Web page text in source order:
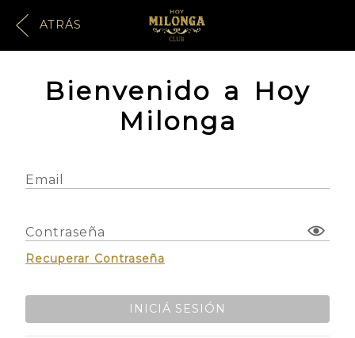
ATRÁS
Bienvenido a Hoy
Milonga
Email
Contraseña
Recuperar Contraseña
INICIÁ SESIÓN